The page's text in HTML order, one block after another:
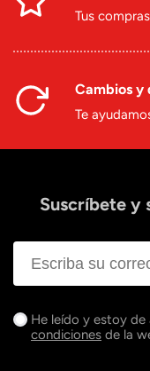
Tus
Cambios y
Te
Suscríbete y
He leído y estoy
condiciones de la